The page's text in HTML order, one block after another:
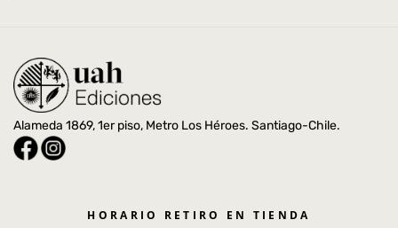
Alameda 1869, 1er piso, Metro Los Héroes. Santiago-Chile.
HORARIO RETIRO EN TIENDA